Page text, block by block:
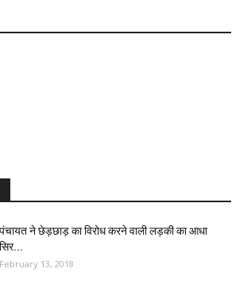
पंचायत ने छेड़छाड़ का विरोध करने वाली लड़की का आधा
सिर...
February 13, 2018